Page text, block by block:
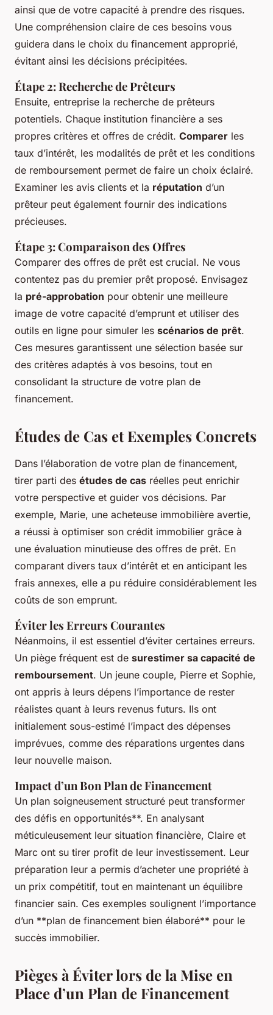
ainsi que de votre capacité à prendre des risques.
Une compréhension claire de ces besoins vous
guidera dans le choix du financement approprié,
évitant ainsi les décisions précipitées.
Étape 2: Recherche de Prêteurs
Ensuite, entreprise la recherche de prêteurs
potentiels. Chaque institution financière a ses
propres critères et offres de crédit. Comparer les
taux d’intérêt, les modalités de prêt et les conditions
de remboursement permet de faire un choix éclairé.
Examiner les avis clients et la réputation d’un
prêteur peut également fournir des indications
précieuses.
Étape 3: Comparaison des Offres
Comparer des offres de prêt est crucial. Ne vous
contentez pas du premier prêt proposé. Envisagez
la pré-approbation pour obtenir une meilleure
image de votre capacité d’emprunt et utiliser des
outils en ligne pour simuler les scénarios de prêt.
Ces mesures garantissent une sélection basée sur
des critères adaptés à vos besoins, tout en
consolidant la structure de votre plan de
financement.
Études de Cas et Exemples Concrets
Dans l’élaboration de votre plan de financement,
tirer parti des études de cas réelles peut enrichir
votre perspective et guider vos décisions. Par
exemple, Marie, une acheteuse immobilière avertie,
a réussi à optimiser son crédit immobilier grâce à
une évaluation minutieuse des offres de prêt. En
comparant divers taux d’intérêt et en anticipant les
frais annexes, elle a pu réduire considérablement les
coûts de son emprunt.
Éviter les Erreurs Courantes
Néanmoins, il est essentiel d’éviter certaines erreurs.
Un piège fréquent est de surestimer sa capacité de
remboursement. Un jeune couple, Pierre et Sophie,
ont appris à leurs dépens l’importance de rester
réalistes quant à leurs revenus futurs. Ils ont
initialement sous-estimé l’impact des dépenses
imprévues, comme des réparations urgentes dans
leur nouvelle maison.
Impact d’un Bon Plan de Financement
Un plan soigneusement structuré peut transformer
des défis en opportunités**. En analysant
méticuleusement leur situation financière, Claire et
Marc ont su tirer profit de leur investissement. Leur
préparation leur a permis d’acheter une propriété à
un prix compétitif, tout en maintenant un équilibre
financier sain. Ces exemples soulignent l’importance
d’un **plan de financement bien élaboré** pour le
succès immobilier.
Pièges à Éviter lors de la Mise en
Place d’un Plan de Financement